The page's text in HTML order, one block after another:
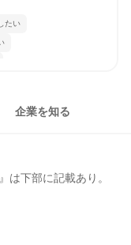
たい
企業を知る
は下部に記載あり。